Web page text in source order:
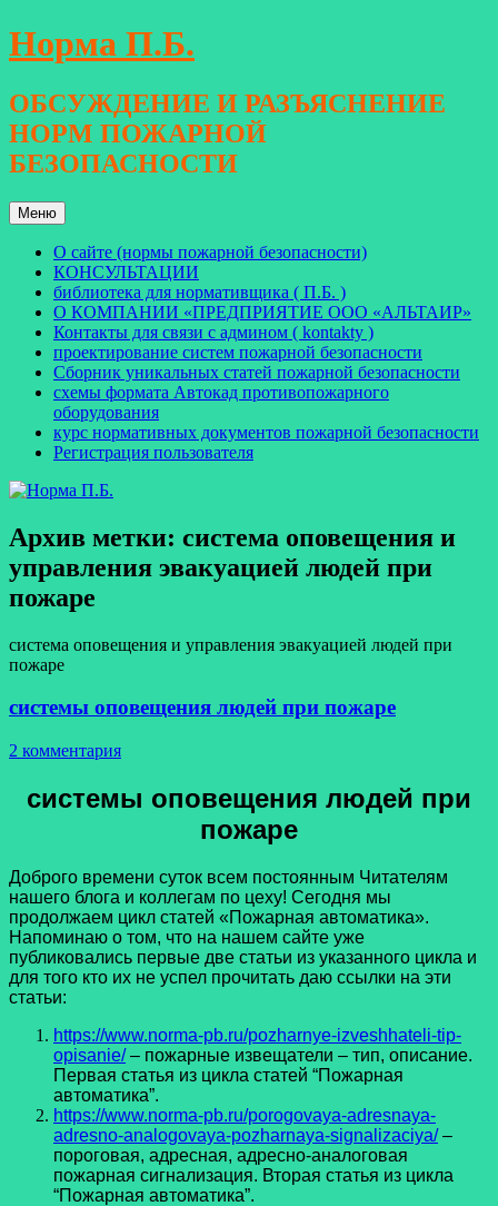
Перейти
к
Норма П.Б.
ОБСУЖДЕНИЕ И РАЗЪЯСНЕНИЕ
НОРМ ПОЖАРНОЙ
БЕЗОПАСНОСТИ
Меню
О сайте (нормы пожарной безопасности)
КОНСУЛЬТАЦИИ
библиотека для нормативщика ( П.Б. )
О КОМПАНИИ «ПРЕДПРИЯТИЕ ООО «АЛЬТАИР»
Контакты для связи с админом ( kontakty )
проектирование систем пожарной безопасности
Сборник уникальных статей пожарной безопасности
схемы формата Автокад противопожарного
оборудования
курс нормативных документов пожарной безопасности
Регистрация пользователя
Архив метки: система оповещения и
управления эвакуацией людей при
пожаре
система оповещения и управления эвакуацией людей при
пожаре
системы оповещения людей при пожаре
2 комментария
системы оповещения людей при
пожаре
Доброго времени суток всем постоянным Читателям
нашего блога и коллегам по цеху! Сегодня мы
продолжаем цикл статей «Пожарная автоматика».
Напоминаю о том, что на нашем сайте уже
публиковались первые две статьи из указанного цикла и
для того кто их не успел прочитать даю ссылки на эти
статьи:
https://www.norma-pb.ru/pozharnye-izveshhateli-tip-
opisanie/– пожарные извещатели – тип, описание.
Первая статья из цикла статей “Пожарная
автоматика”.
https://www.norma-pb.ru/porogovaya-adresnaya-
adresno-analogovaya-pozharnaya-signalizaciya/–
пороговая, адресная, адресно-аналоговая
пожарная сигнализация. Вторая статья из цикла
“Пожарная автоматика”.